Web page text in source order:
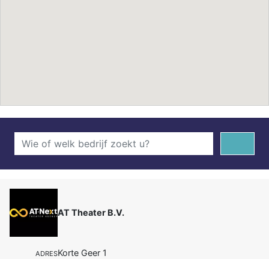
AT Theater B.V.
ADRESKorte Geer 1